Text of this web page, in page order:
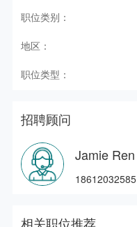
职位类别：
地区：
职位类型：
招聘顾问
Jamie Ren
18612032585
相关职位推荐